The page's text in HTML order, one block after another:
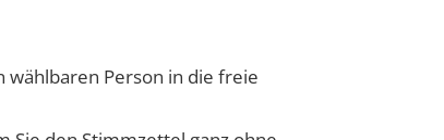
wählbaren Person in die freie